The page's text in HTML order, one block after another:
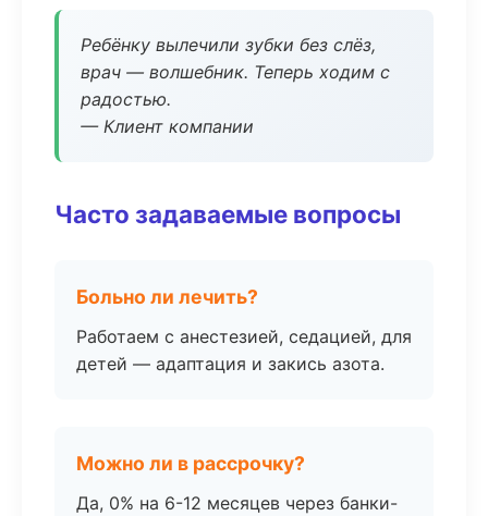
Ребёнку вылечили зубки без слёз,
врач — волшебник. Теперь ходим с
радостью.
— Клиент компании
Часто задаваемые вопросы
Больно ли лечить?
Работаем с анестезией, седацией, для
детей — адаптация и закись азота.
Можно ли в рассрочку?
Да, 0% на 6-12 месяцев через банки-